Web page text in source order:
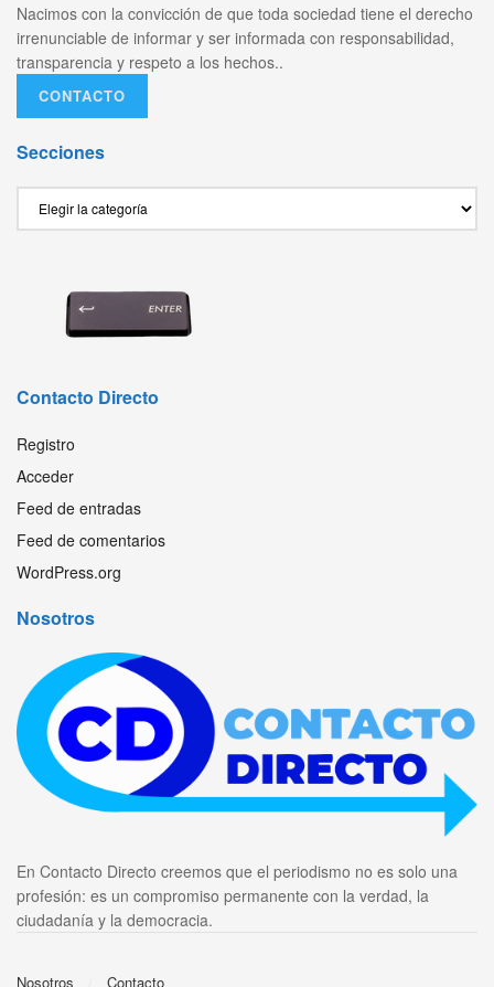
Nacimos con la convicción de que toda sociedad tiene el derecho
irrenunciable de informar y ser informada con responsabilidad,
transparencia y respeto a los hechos..
CONTACTO
Secciones
Contacto Directo
Registro
Acceder
Feed de entradas
Feed de comentarios
WordPress.org
Nosotros
En Contacto Directo creemos que el periodismo no es solo una
profesión: es un compromiso permanente con la verdad, la
ciudadanía y la democracia.
Nosotros Contacto